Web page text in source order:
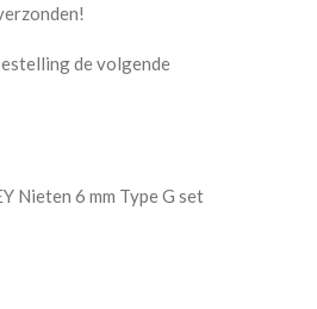
de volgende
Nieten 6 mm Type G set